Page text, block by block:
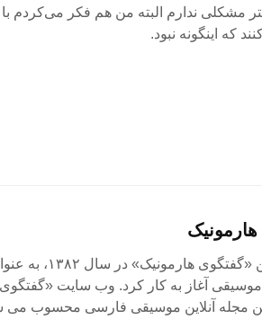
مشکلی ندارم البته من هم فکر می‌کردم با
که اینگونه نبود.
مجله آنلاین
آغاز به کار کرد. وب سایت «گفتگوی
مجله آنلاین موسیقی فارسی محسوب می